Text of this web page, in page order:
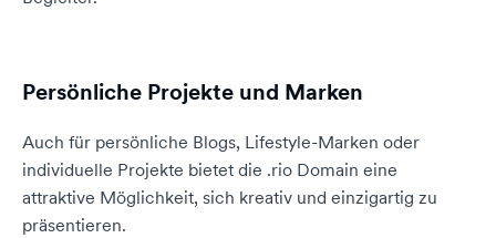
Persönliche Projekte und Marken
Auch für persönliche Blogs, Lifestyle-Marken oder
individuelle Projekte bietet die .rio Domain eine
attraktive Möglichkeit, sich kreativ und einzigartig zu
präsentieren.